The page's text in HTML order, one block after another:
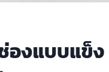
งแบบแข็ง